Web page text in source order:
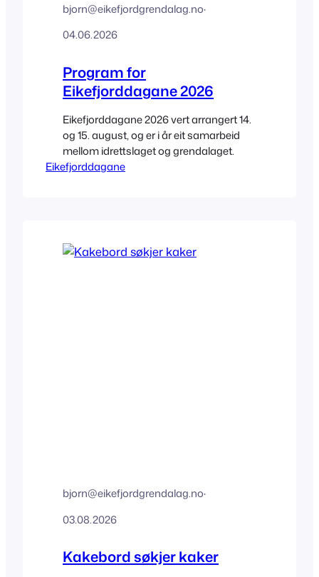
bjorn@eikefjordgrendalag.no·
04.06.2026
Program for
Eikefjorddagane 2026
Eikefjorddagane 2026 vert arrangert 14.
og 15. august, og er i år eit samarbeid
mellom idrettslaget og grendalaget.
Eikefjorddagane
bjorn@eikefjordgrendalag.no·
03.08.2026
Kakebord søkjer kaker